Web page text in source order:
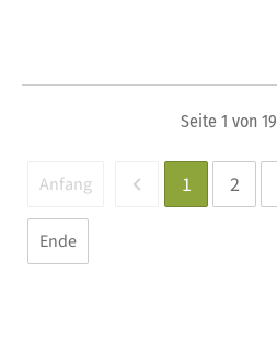
Seite 1 von 19
Anfang 1 2
Ende